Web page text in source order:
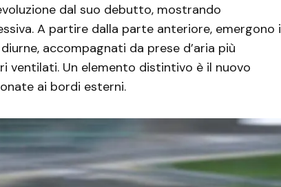
dal suo debutto, mostrando
A partire dalla parte anteriore, emergono i
accompagnati da prese d’aria più
ventilati. Un elemento distintivo è il nuovo
ai bordi esterni.